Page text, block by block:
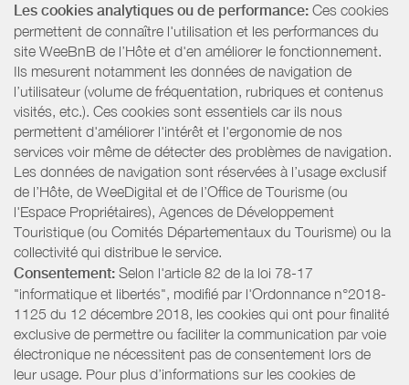
Les cookies analytiques ou de performance: Ces cookies
permettent de connaître l'utilisation et les performances du
site WeeBnB de l’Hôte et d'en améliorer le fonctionnement.
Ils mesurent notamment les données de navigation de
l’utilisateur (volume de fréquentation, rubriques et contenus
visités, etc.). Ces cookies sont essentiels car ils nous
permettent d'améliorer l'intérêt et l'ergonomie de nos
services voir même de détecter des problèmes de navigation.
Les données de navigation sont réservées à l’usage exclusif
de l’Hôte, de WeeDigital et de l’Office de Tourisme (ou
l'Espace Propriétaires), Agences de Développement
Touristique (ou Comités Départementaux du Tourisme) ou la
collectivité qui distribue le service.
Consentement: Selon l'article 82 de la loi 78-17
"informatique et libertés", modifié par l'Ordonnance n°2018-
1125 du 12 décembre 2018, les cookies qui ont pour finalité
exclusive de permettre ou faciliter la communication par voie
électronique ne nécessitent pas de consentement lors de
leur usage. Pour plus d’informations sur les cookies de